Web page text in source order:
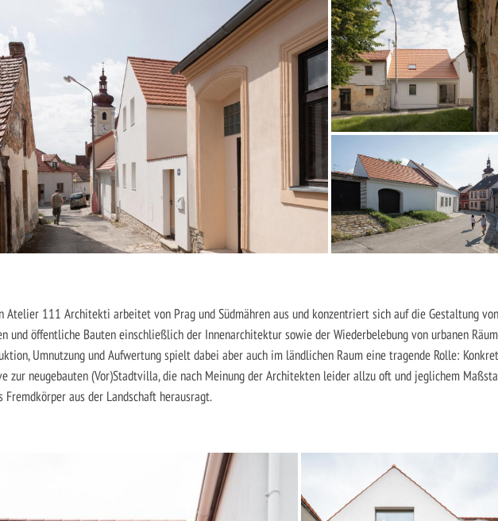
Atelier 111 Architekti arbeitet von Prag und Südmähren aus und konzentriert sich auf die Gestaltung von
und öffentliche Bauten einschließlich der Innenarchitektur sowie der Wiederbelebung von urbanen
Umnutzung und Aufwertung spielt dabei aber auch im ländlichen Raum eine tragende Rolle: Konkret
zur neugebauten (Vor)Stadtvilla, die nach Meinung der Architekten leider allzu oft und jeglichem
Fremdkörper aus der Landschaft herausragt.